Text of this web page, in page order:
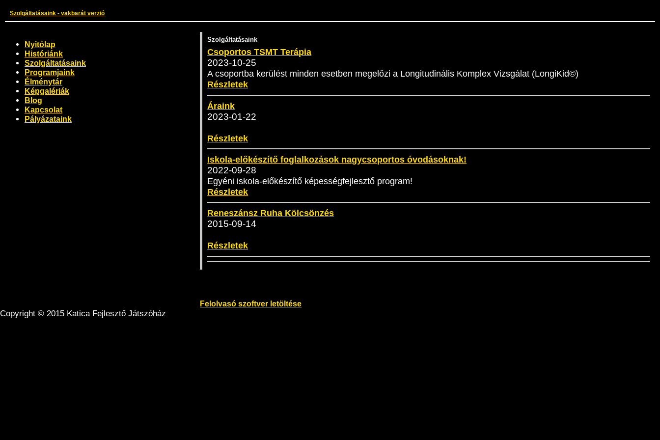
Szolgáltatásaink - vakbarát verzió
Nyitólap
Históriánk
Szolgáltatásaink
Programjaink
Élménytár
Képgalériák
Blog
Kapcsolat
Pályázataink
Szolgáltatásaink
Csoportos TSMT Terápia
2023-10-25
A csoportba kerülést minden esetben megelőzi a Longitudinális Komplex Vizsgálat (LongiKid©)
Részletek
Áraink
2023-01-22
Részletek
Iskola-előkészítő foglalkozások nagycsoportos óvodásoknak!
2022-09-28
Egyéni iskola-előkészítő képességfejlesztő program!
Részletek
Reneszánsz Ruha Kölcsönzés
2015-09-14
Részletek
Felolvasó szoftver letöltése
Copyright © 2015 Katica Fejlesztő Játszóház